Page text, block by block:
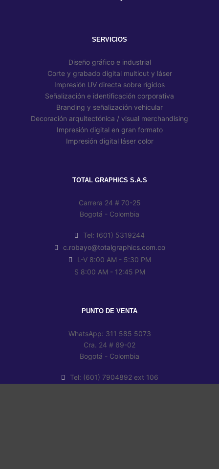
SERVICIOS
Diseño gráfico e industrial
Corte y grabado digital multicut y láser
Impresión UV directa sobre rígidos
Señalización e identificación corporativa
Branding y señalización vehicular
Decoración arquitectónica / visual merchandising
Impresión digital en gran formato
Impresión digital láser color
TOTAL GRAPHICS S.A.S
Carrera 24 # 70-25
Bogotá - Colombia
Tel: (601) 5319244
c.robayo@totalgraphics.com.co
L-V 8:00 AM - 5:30 PM
S 8:00 AM - 12:45 PM
PUNTO DE VENTA
WhatsApp: 311 585 5073
Cra. 24 # 69-02
Bogotá - Colombia
Tel: (601) 7904892 ext 106